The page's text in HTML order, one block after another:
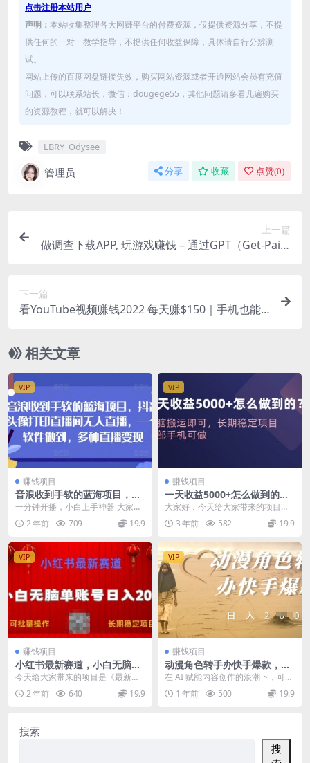
点击注册本站用户
声明： 本站收集整理各大网赚平台的付费资源，仅提供资源分享，不提
供任何的一对一教学指导，不提供任何收益保障，具体请自行分辨测
试。
网站上传的百度网盘链接失效，购买网站资源或者开通网站会员有充值
问题，可以联系站长，微信：dougege55，其他问题请多看几遍购买
的资源教程，就可以解决！
LBRY_Odysee
管理员 分享 收藏 点赞(0)
上一篇
做调查下载APP, 玩游戏赚钱 – 通过GPT（Get-Paid-
下一篇
看YouTube视频赚钱2022 每天赚$150｜手机也能
相关文章
VIP
赚钱项目
音浪收到手软的蓝海项目，抖
音头像打印直播间无人直播，
一个软件做到，多种直播变现
一分钟开播，小白上手神器 大家在
刷直播间的时候是否刷到过头像打
印直播间， 就是通...
2 年前 709 19.9
VIP
赚钱项目
一天收益5000+怎么做到的？
无脑搬运即可，长期稳定项
目，一部手机可做
大家好，今天给大家带来的项目是
《一天收益5000+怎么做到的？无
脑搬运即可，长期...
3 年前 582 19.9
VIP
赚钱项目
小红书最新赛道，小白无脑单
账号日入200，长期稳定项目
今天给大家带来的项目是《最新蓝
海赛道掘金-一月入3w+，小白无脑
操作-校园赛道》...
2 年前 640 19.9
VIP
赚钱项目
动漫角色转手办快手爆款，快
速吸引流量，日入200+
在 AI 赋能内容创作的浪潮下，可灵
AI 推出的手办动态化功能，为创作
者开辟了...
1 年前 500 19.9
搜索
搜